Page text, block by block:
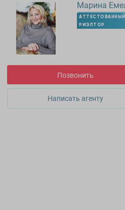
Марина
АТТЕСТОВАННЫЙ
РИЭЛТОР
Позвонить
Написать агенту